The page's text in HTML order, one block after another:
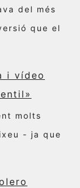
del més
que el
i vídeo
molts
- ja que